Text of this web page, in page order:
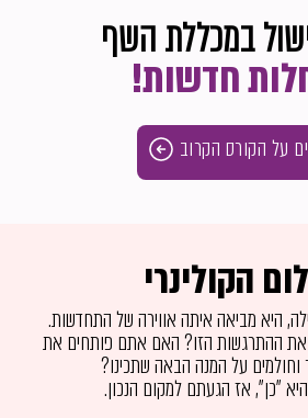
במכללת השף
חדשות!
על הקורס הקרוב
הקולינרי
היא מביאה איתה אווירה של התחדשות.
ההתרגשות הזו? האם אתם פותחים את
וחולמים על המנה הבאה שתכינו?
"כן", אז הגעתם למקום הנכון.